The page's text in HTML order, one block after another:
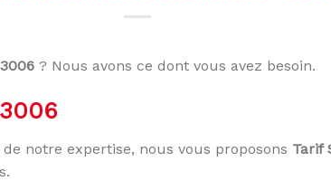
? Nous avons ce dont vous avez besoin.
notre expertise, nous vous proposons Tarif